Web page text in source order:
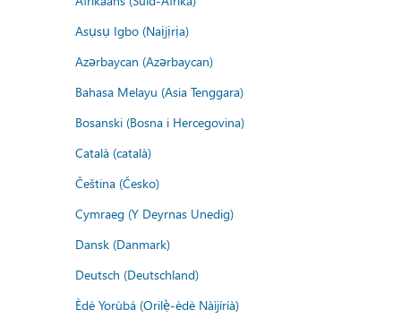
Asụsụ Igbo (Naịjịrịa)
Azərbaycan (Azərbaycan)
Bahasa Melayu (Asia Tenggara)
Bosanski (Bosna i Hercegovina)
Català (català)
Čeština (Česko)
Cymraeg (Y Deyrnas Unedig)
Dansk (Danmark)
Deutsch (Deutschland)
Èdè Yorùbá (Orilẹ̀-èdè Nàìjíríà)